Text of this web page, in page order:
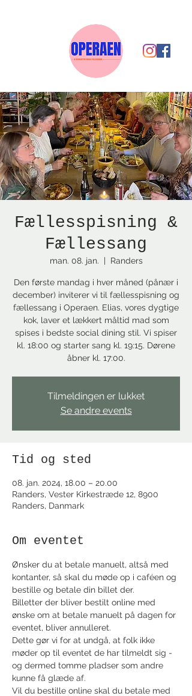
Fællesspisning &
Fællessang
man. 08. jan.
  |
Randers
Den første mandag i hver måned (pånær i
december) inviterer vi til fællesspisning og
fællessang i Operaen. Elias, vores dygtige
kok, laver et lækkert måltid mad som
spises i bedste social dining stil. Vi spiser
kl. 18:00 og starter sang kl. 19:15. Dørene
åbner kl. 17:00.
Tilmeldingen er lukket
Se andre events
Tid og sted
08. jan. 2024, 18.00 – 20.00
Randers, Vester Kirkestræde 12, 8900
Randers, Danmark
Om eventet
Ønsker du at betale manuelt, altså med
kontanter, så skal du møde op i caféen og
bestille og betale din billet der.
Billetter der bliver bestilt online med
ønske om at betale manuelt på dagen for
eventet, bliver annulleret.
Dette gør vi for at undgå, at folk ikke
møder op til eventet de har tilmeldt sig -
og dermed tomme pladser som andre
kunne få glæde af.
Vil du bestille online skal du betale med